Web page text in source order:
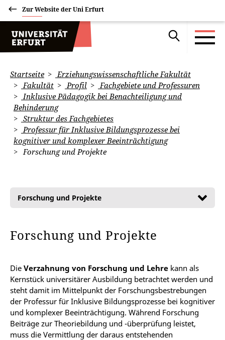
Zur Website der Uni Erfurt
Startseite
Erziehungswissenschaftliche Fakultät
Fakultät
Profil
Fachgebiete und Professuren
Inklusive Pädagogik bei Benachteiligung und
Behinderung
Struktur des Fachgebietes
Professur für Inklusive Bildungsprozesse bei
kognitiver und komplexer Beeinträchtigung
Forschung und Projekte
Forschung und Projekte
Forschung und Projekte
Die Verzahnung von Forschung und Lehre kann als
Kernstück universitärer Ausbildung betrachtet werden und
steht damit im Mittelpunkt der Forschungsbestrebungen
der Professur für Inklusive Bildungsprozesse bei kognitiver
und komplexer Beeinträchtigung. Während Forschung
Beiträge zur Theoriebildung und -überprüfung leistet,
muss die Vermittlung der daraus entstehenden